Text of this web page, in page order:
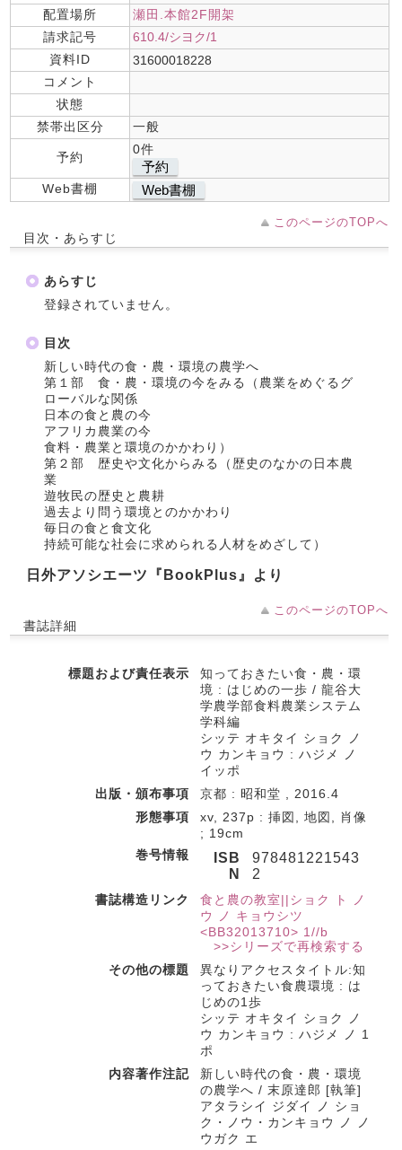
配置場所
瀬田.本館2F開架
請求記号
610.4/シヨク/1
資料ID
31600018228
コメント
状態
禁帯出区分
一般
予約
0件
予約
Web書棚 Web書棚
このページのTOPへ
目次・あらすじ
あらすじ
登録されていません。
目次
新しい時代の食・農・環境の農学へ
第１部 食・農・環境の今をみる（農業をめぐるグ
ローバルな関係
日本の食と農の今
アフリカ農業の今
食料・農業と環境のかかわり）
第２部 歴史や文化からみる（歴史のなかの日本農
業
遊牧民の歴史と農耕
過去より問う環境とのかかわり
毎日の食と食文化
持続可能な社会に求められる人材をめざして）
日外アソシエーツ『BookPlus』より
このページのTOPへ
書誌詳細
標題および責任表示
知っておきたい食・農・環
境 : はじめの一歩 / 龍谷大
学農学部食料農業システム
学科編
シッテ オキタイ ショク ノ
ウ カンキョウ : ハジメ ノ
イッポ
出版・頒布事項
京都 : 昭和堂 , 2016.4
形態事項
xv, 237p : 挿図, 地図, 肖像
; 19cm
巻号情報
ISB
N
978481221543
2
書誌構造リンク
食と農の教室||ショク ト ノ
ウ ノ キョウシツ
<BB32013710> 1//b
>>シリーズで再検索する
その他の標題
異なりアクセスタイトル:知
っておきたい食農環境 : は
じめの1歩
シッテ オキタイ ショク ノ
ウ カンキョウ : ハジメ ノ 1
ポ
内容著作注記
新しい時代の食・農・環境
の農学へ / 末原達郎 [執筆]
アタラシイ ジダイ ノ ショ
ク・ノウ・カンキョウ ノ ノ
ウガク エ